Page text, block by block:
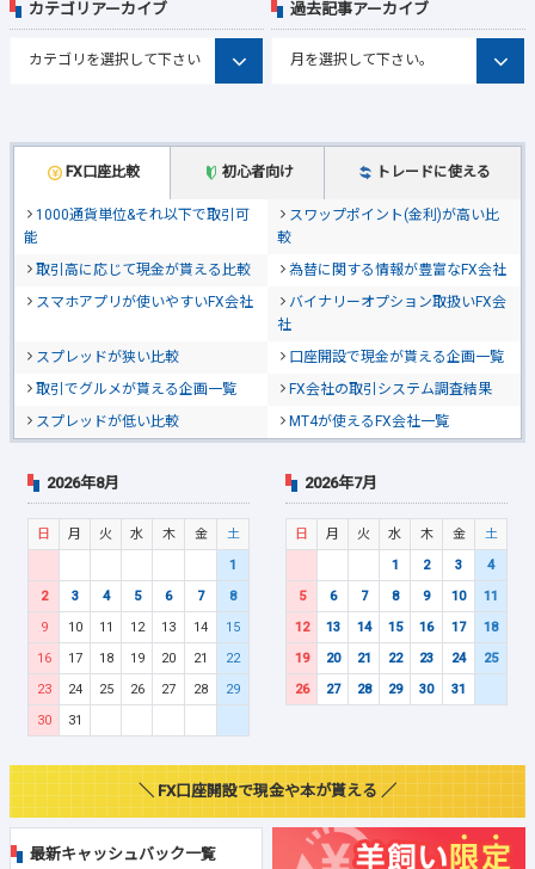
FX口座比較 初心者向け トレードに使える
1000通貨単位&それ以下で取引可
能
スワップポイント(金利)が高い比
較
取引高に応じて現金が貰える比較
為替に関する情報が豊富なFX会社
スマホアプリが使いやすいFX会社
バイナリーオプション取扱いFX会
社
スプレッドが狭い比較
口座開設で現金が貰える企画一覧
取引でグルメが貰える企画一覧
FX会社の取引システム調査結果
スプレッドが低い比較
MT4が使えるFX会社一覧
カテゴリアーカイブ 過去記事アーカイブ
2026年8月
日 月 火 水 木 金
土
1
2
3 4 5 6 7
8
9
10 11 12 13 14
15
16
17 18 19 20 21
22
23
24 25 26 27 28
29
30
31
2026年7月
日 月 火 水 木 金
土
1
2 3
4
5
6 7 8 9 10
11
12
13 14 15 16 17
18
19
20 21 22 23 24
25
26
27 28 29 30 31
＼ FX口座開設で現金や本が貰える ／
最新キャッシュバック一覧